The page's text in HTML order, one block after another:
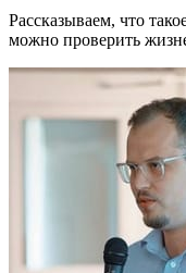
Рассказываем, что
можно проверить